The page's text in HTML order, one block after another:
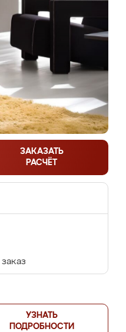
ЗАКАЗАТЬ
РАСЧЁТ
УЗНАТЬ
ПОДРОБНОСТИ